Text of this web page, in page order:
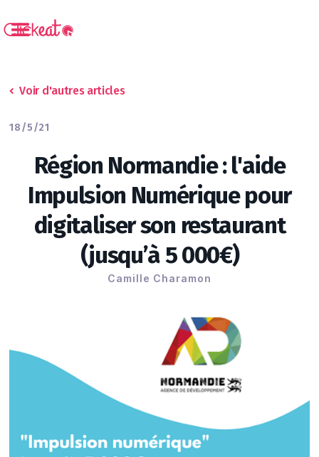
Voir d'autres articles
18/5/21
Région Normandie : l'aide
Impulsion Numérique pour
digitaliser son restaurant
(jusqu’à 5 000€)
Camille Charamon